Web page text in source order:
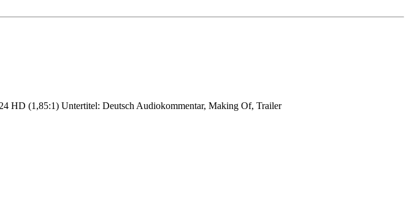
HD (1,85:1) Untertitel: Deutsch Audiokommentar, Making Of, Trailer